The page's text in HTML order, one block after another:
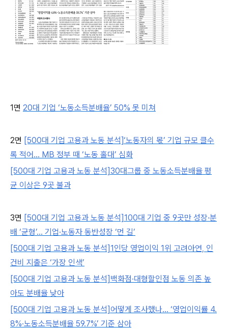
1면 20대 기업 ‘노동소득분배율’ 50% 못 미쳐
2면 [500대 기업 고용과 노동 분석]‘노동자의 몫’ 기업 규모 클수
록 적어… MB 정부 때 ‘노동 홀대’ 심화
[500대 기업 고용과 노동 분석]30대그룹 중 노동소득분배율 평
균 이상은 9곳 불과
3면 [500대 기업 고용과 노동 분석]100대 기업 중 9곳만 성장·분
배 ‘균형’… 기업·노동자 동반성장 ‘먼 길’
[500대 기업 고용과 노동 분석]1인당 영업이익 1위 고려아연, 인
건비 지출은 ‘가장 인색’
[500대 기업 고용과 노동 분석]백화점·대형할인점 노동 의존 높
아도 분배율 낮아
[500대 기업 고용과 노동 분석]어떻게 조사했나… ‘영업이익률 4.
8%·노동소득분배율 59.7%’ 기준 삼아